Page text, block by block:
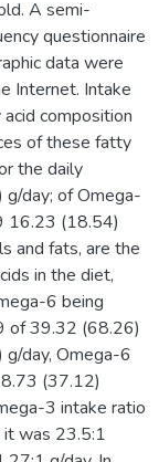
A semi-
questionnaire
data were
Internet. Intake
composition
of these fatty
the daily
day; of Omega-
16.23 (18.54)
and fats, are the
in the diet,
6 being
of 39.32 (68.26)
day, Omega-6
(37.12)
3 intake ratio
was 23.5:1